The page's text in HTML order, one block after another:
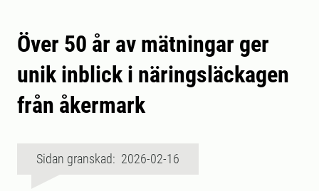
Över 50 år av mätningar ger
unik inblick i näringsläckagen
från åkermark
Sidan granskad: 2026-02-16